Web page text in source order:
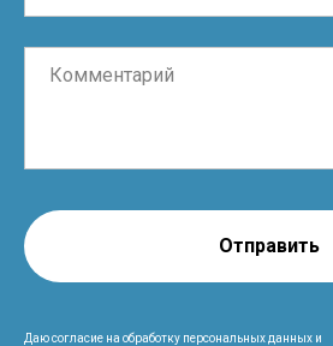
Отправить
Даю согласие на обработку персональных данных и